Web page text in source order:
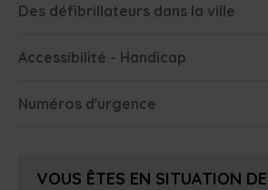
Des défibrillateurs dans la ville
Accessibilité - Handicap
Numéros d'urgence
VOUS ÊTES EN SITUATION